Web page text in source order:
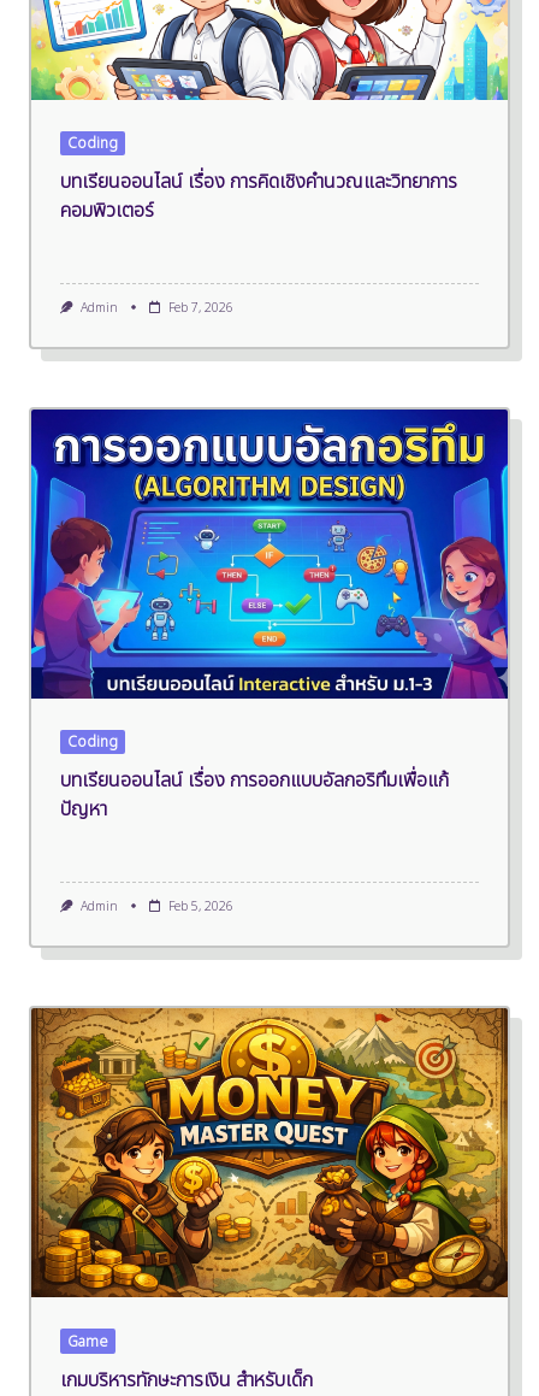
Coding
บทเรียนออนไลน์ เรื่อง การคิดเชิงคำนวณและวิทยาการ
คอมพิวเตอร์
Admin Feb 7, 2026
Coding
บทเรียนออนไลน์ เรื่อง การออกแบบอัลกอริทึมเพื่อแก้
ปัญหา
Admin Feb 5, 2026
Game
เกมบริหารทักษะการเงิน สำหรับเด็ก